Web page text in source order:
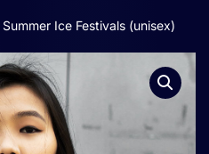
Ice Festivals (unisex)